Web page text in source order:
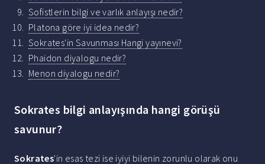
Sofistlerin bilgi ve varlık anlayışı nedir?
Platona göre iyi idea nedir?
Sokrates'in Savunması Hangi yayınevi?
Phaidon diyalogu nedir?
Menon diyalogu nedir?
Sokrates bilgi anlayışında hangi görüşü
savunur?
Sokrates'in esas tezi ise iyiyi bilenin zorunlu olarak onu